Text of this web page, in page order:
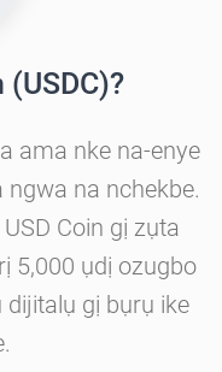
(USDC)?
ama nke na-enye
na nchekbe.
Coin gị zụta
5,000 ụdị ozugbo
dijitalụ gị bụrụ ike